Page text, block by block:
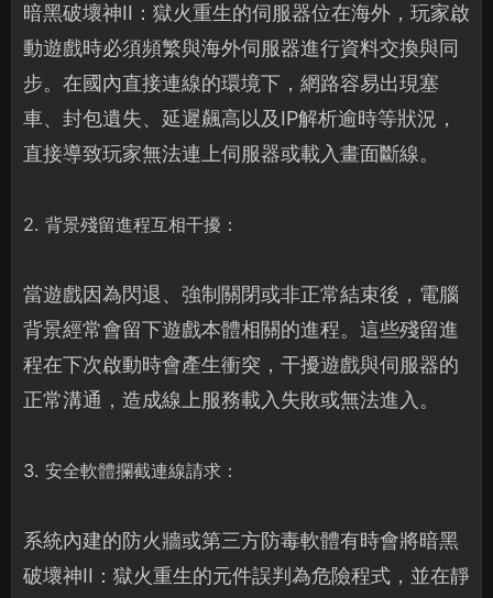
暗黑破壞神II：獄火重生的伺服器位在海外，玩家啟
動遊戲時必須頻繁與海外伺服器進行資料交換與同
步。在國內直接連線的環境下，網路容易出現塞
車、封包遺失、延遲飆高以及IP解析逾時等狀況，
直接導致玩家無法連上伺服器或載入畫面斷線。
2. 背景殘留進程互相干擾：
當遊戲因為閃退、強制關閉或非正常結束後，電腦
背景經常會留下遊戲本體相關的進程。這些殘留進
程在下次啟動時會產生衝突，干擾遊戲與伺服器的
正常溝通，造成線上服務載入失敗或無法進入。
3. 安全軟體攔截連線請求：
系統內建的防火牆或第三方防毒軟體有時會將暗黑
破壞神II：獄火重生的元件誤判為危險程式，並在靜